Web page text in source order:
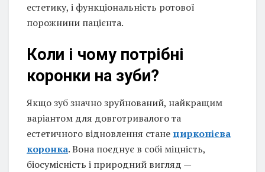
естетику, і функціональність ротової
порожнини пацієнта.
Коли і чому потрібні
коронки на зуби?
Якщо зуб значно зруйнований, найкращим
варіантом для довготривалого та
естетичного відновлення стане цирконієва
коронка. Вона поєднує в собі міцність,
біосумісність і природний вигляд —